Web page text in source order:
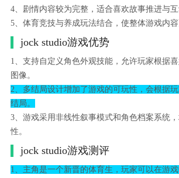
4、剧情内容较为完整，适合喜欢故事推进与互
5、体育竞技与养成玩法结合，使整体游戏内容
jock studio游戏优势
1、支持自定义角色外观技能，允许玩家根据
图像。
2、多结局设计增加了游戏的可玩性，会根据
结局。
3、游戏采用非线性叙事模式和角色档案系统
性。
jock studio游戏测评
1、主角是一个新晋的体育生，玩家可以在游